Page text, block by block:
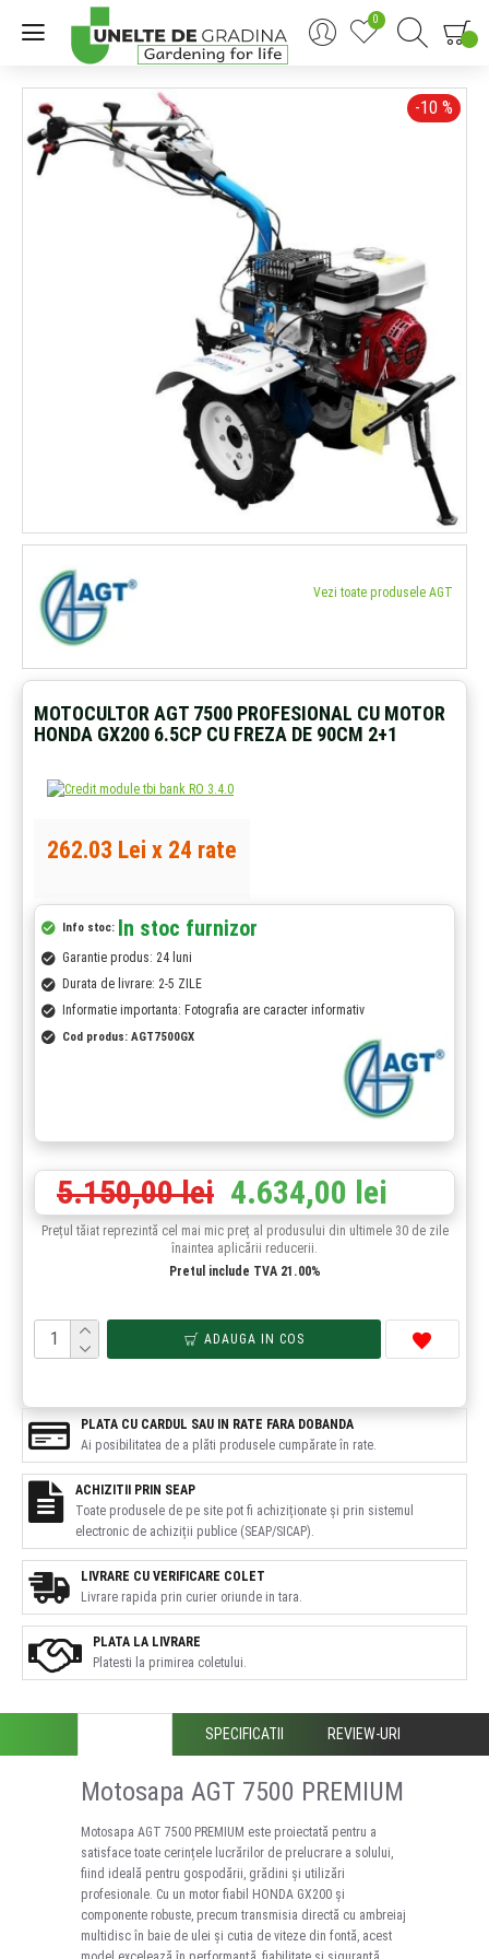
0
-10 %
Vezi toate produsele AGT
MOTOCULTOR AGT 7500 PROFESIONAL CU MOTOR
HONDA GX200 6.5CP CU FREZA DE 90CM 2+1
Info stoc: In stoc furnizor
Garantie produs: 24 luni
Durata de livrare: 2-5 ZILE
Informatie importanta: Fotografia are caracter informativ
Cod produs: AGT7500GX
4.634,00 lei
5.150,00 lei
Prețul tăiat reprezintă cel mai mic preț al produsului din ultimele 30 de zile
înaintea aplicării reducerii.
Pretul include TVA 21.00%
ADAUGA IN COS
262.03 Lei x 24 rate
PLATA LA LIVRARE
Platesti la primirea coletului.
LIVRARE CU VERIFICARE COLET
Livrare rapida prin curier oriunde in tara.
PLATA CU CARDUL SAU IN RATE FARA DOBANDA
Ai posibilitatea de a plăti produsele cumpărate în rate.
ACHIZITII PRIN SEAP
Toate produsele de pe site pot fi achiziționate și prin sistemul
electronic de achiziții publice (SEAP/SICAP).
SPECIFICATII REVIEW-URI
Motosapa AGT 7500 PREMIUM
Motosapa AGT 7500 PREMIUM este proiectată pentru a
satisface toate cerințele lucrărilor de prelucrare a solului,
fiind ideală pentru gospodării, grădini și utilizări
profesionale. Cu un motor fiabil HONDA GX200 și
componente robuste, precum transmisia directă cu ambreiaj
multidisc în baie de ulei și cutia de viteze din fontă, acest